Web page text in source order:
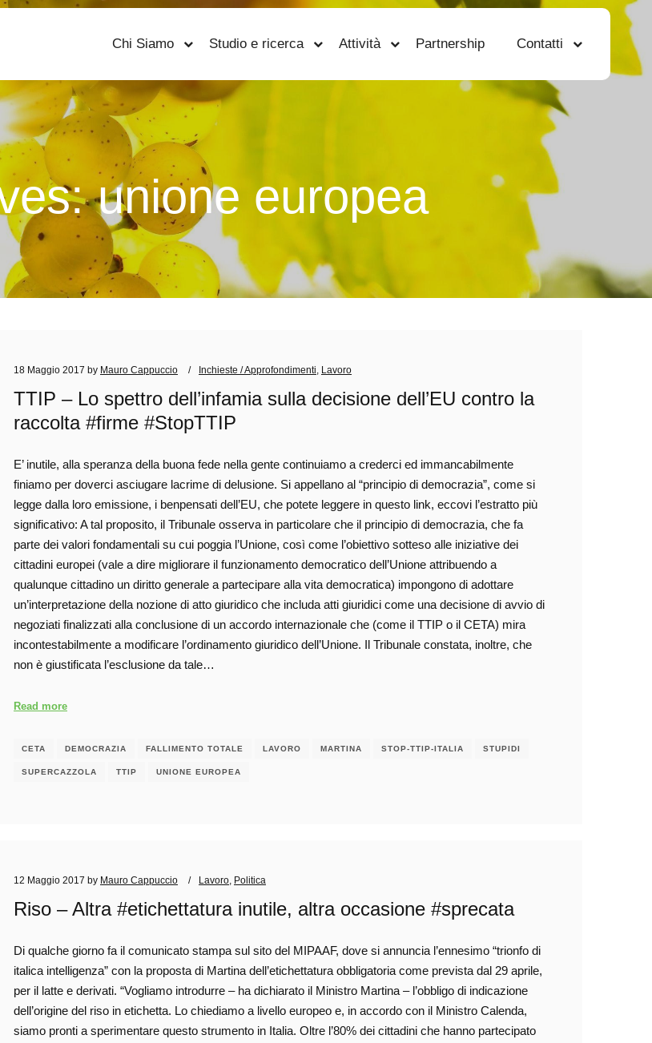
Chi Siamo Studio e ricerca Attività Partnership Contatti
unione europea
18 Maggio 2017 by Mauro Cappuccio Inchieste / Approfondimenti Lavoro
TTIP – Lo spettro dell’infamia sulla decisione dell’EU contro la
raccolta #firme #StopTTIP
E’ inutile, alla speranza della buona fede nella gente continuiamo a crederci ed immancabilmente
finiamo per doverci asciugare lacrime di delusione. Si appellano al “principio di democrazia”, come si
legge dalla loro emissione, i benpensati dell’EU, che potete leggere in questo link, eccovi l’estratto più
significativo: A tal proposito, il Tribunale osserva in particolare che il principio di democrazia, che fa
parte dei valori fondamentali su cui poggia l’Unione, così come l’obiettivo sotteso alle iniziative dei
cittadini europei (vale a dire migliorare il funzionamento democratico dell’Unione attribuendo a
qualunque cittadino un diritto generale a partecipare alla vita democratica) impongono di adottare
un’interpretazione della nozione di atto giuridico che includa atti giuridici come una decisione di avvio di
negoziati finalizzati alla conclusione di un accordo internazionale che (come il TTIP o il CETA) mira
incontestabilmente a modificare l’ordinamento giuridico dell’Unione. Il Tribunale constata, inoltre, che
non è giustificata l’esclusione da tale…
Read more
CETA DEMOCRAZIA FALLIMENTO TOTALE LAVORO MARTINA STOP-TTIP-ITALIA STUPIDI
SUPERCAZZOLA TTIP UNIONE EUROPEA
12 Maggio 2017 by Mauro Cappuccio Lavoro Politica
Riso – Altra #etichettatura inutile, altra occasione #sprecata
Di qualche giorno fa il comunicato stampa sul sito del MIPAAF, dove si annuncia l’ennesimo “trionfo di
italica intelligenza” con la proposta di Martina dell’etichettatura obbligatoria come prevista dal 29 aprile,
per il latte e derivati. “Vogliamo introdurre – ha dichiarato il Ministro Martina – l’obbligo di indicazione
dell’origine del riso in etichetta. Lo chiediamo a livello europeo e, in accordo con il Ministro Calenda,
siamo pronti a sperimentare questo strumento in Italia. Oltre l’80% dei cittadini che hanno partecipato